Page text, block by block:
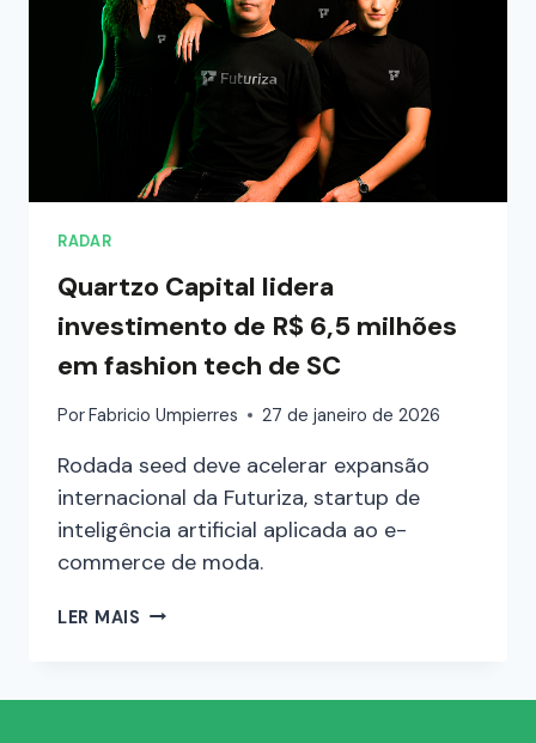
RADAR
Quartzo Capital lidera
investimento de R$ 6,5 milhões
em fashion tech de SC
PorFabricio Umpierres 27 de janeiro de 2026
Rodada seed deve acelerar expansão
internacional da Futuriza, startup de
inteligência artificial aplicada ao e-
commerce de moda.
LER MAIS